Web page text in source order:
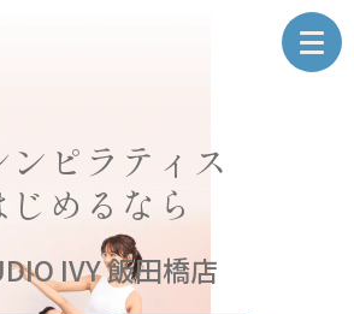
ンピラティス
じめるなら
IVY 飯田橋店